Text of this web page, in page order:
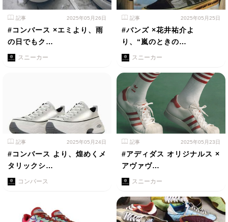
記事 2025年05月26日
#コンバース ×エミより、雨
の日でもク…
スニーカー
記事 2025年05月25日
#バンズ ×花井祐介よ
り、“嵐のときの…
スニーカー
記事 2025年05月24日
#コンバース より、煌めくメ
タリックシ…
コンバース
記事 2025年05月23日
#アディダス オリジナルス ×
アヴァヴ…
スニーカー